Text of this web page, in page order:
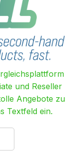
und Reseller
Angebote zu
Textfeld ein.